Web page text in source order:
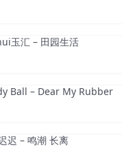
玉汇 – 田园生活
Ball – Dear My Rubber
迟 – 鸣潮 长离